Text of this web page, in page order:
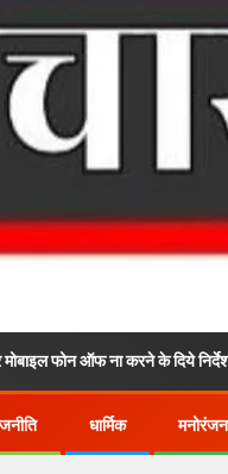
करने के दिये निर्देश !
धार्मिक मनोरंजन